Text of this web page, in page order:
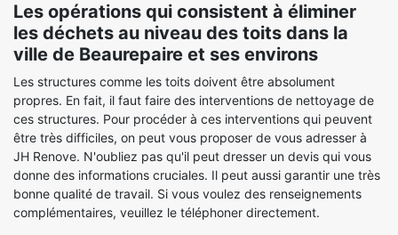
Les opérations qui consistent à éliminer
les déchets au niveau des toits dans la
ville de Beaurepaire et ses environs
Les structures comme les toits doivent être absolument
propres. En fait, il faut faire des interventions de nettoyage de
ces structures. Pour procéder à ces interventions qui peuvent
être très difficiles, on peut vous proposer de vous adresser à
JH Renove. N'oubliez pas qu'il peut dresser un devis qui vous
donne des informations cruciales. Il peut aussi garantir une très
bonne qualité de travail. Si vous voulez des renseignements
complémentaires, veuillez le téléphoner directement.